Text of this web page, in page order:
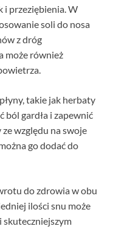
i przeziębienia. W
soli do nosa
z dróg
może również
takie jak herbaty
ból gardła i zapewnić
względu na swoje
go dodać do
do zdrowia w obu
ilości snu może
skuteczniejszym